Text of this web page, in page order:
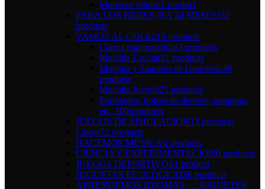
Muñecos reborn1 product
PARA LOS BEBES (0 A 24 MESES)31
products
VAMOS AL COLE210 products
Carros para mochilas3 products
Mochila Escolar51 products
Mochila y Saquitos de Guardería49
products
Mochila Juvenil25 products
Portatodos, bolsos de deporte, paraguas,
etc..100 products
JUEGOS DE SIMULACION13 products
Libros72 products
HACEMOS MÚSICA0 products
CIENCIA Y EXPERIMENTACIÓN0 products
JUEGOS DEPORTIVOS1 product
JUGUETES ECOLÓGICOS0 products
APRENDEMOS IDIOMAS…. JUGUETES